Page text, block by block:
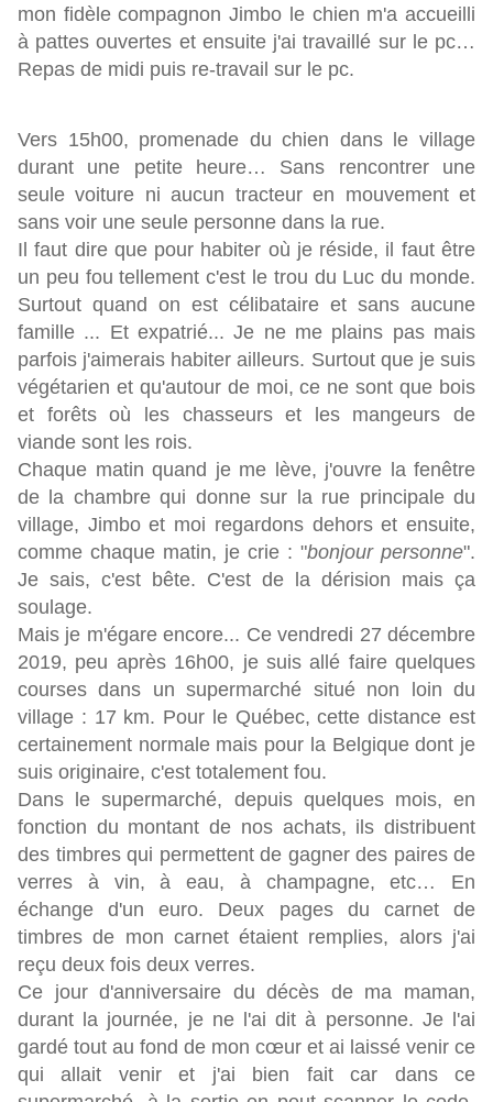
mon fidèle compagnon Jimbo le chien m'a accueilli
à pattes ouvertes et ensuite j'ai travaillé sur le pc…
Repas de midi puis re-travail sur le pc.
Vers 15h00, promenade du chien dans le village
durant une petite heure… Sans rencontrer une
seule voiture ni aucun tracteur en mouvement et
sans voir une seule personne dans la rue.
Il faut dire que pour habiter où je réside, il faut être
un peu fou tellement c'est le trou du Luc du monde.
Surtout quand on est célibataire et sans aucune
famille ... Et expatrié... Je ne me plains pas mais
parfois j'aimerais habiter ailleurs. Surtout que je suis
végétarien et qu'autour de moi, ce ne sont que bois
et forêts où les chasseurs et les mangeurs de
viande sont les rois.
Chaque matin quand je me lève, j'ouvre la fenêtre
de la chambre qui donne sur la rue principale du
village, Jimbo et moi regardons dehors et ensuite,
comme chaque matin, je crie : "bonjour personne".
Je sais, c'est bête. C'est de la dérision mais ça
soulage.
Mais je m'égare encore... Ce vendredi 27 décembre
2019, peu après 16h00, je suis allé faire quelques
courses dans un supermarché situé non loin du
village : 17 km. Pour le Québec, cette distance est
certainement normale mais pour la Belgique dont je
suis originaire, c'est totalement fou.
Dans le supermarché, depuis quelques mois, en
fonction du montant de nos achats, ils distribuent
des timbres qui permettent de gagner des paires de
verres à vin, à eau, à champagne, etc… En
échange d'un euro. Deux pages du carnet de
timbres de mon carnet étaient remplies, alors j'ai
reçu deux fois deux verres.
Ce jour d'anniversaire du décès de ma maman,
durant la journée, je ne l'ai dit à personne. Je l'ai
gardé tout au fond de mon cœur et ai laissé venir ce
qui allait venir et j'ai bien fait car dans ce